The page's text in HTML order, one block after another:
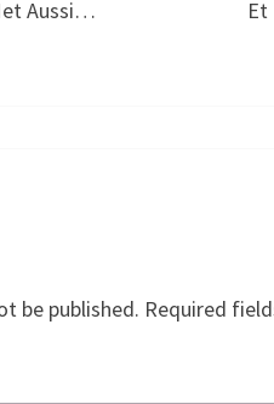
Aussi…
Et
be published. Required